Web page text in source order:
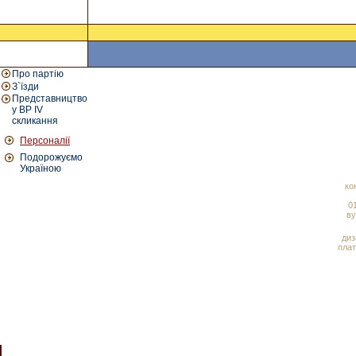
Про партію
З`їзди
Представництво
у ВР IV
скликання
Персоналії
Подорожуємо
Україною